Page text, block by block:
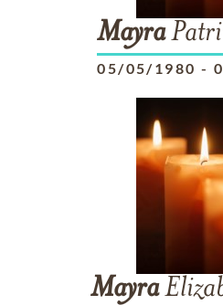
Mayra
05/05/1980 -
Mayra